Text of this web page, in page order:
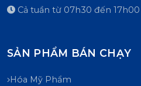
Cả tuần từ 07h30 đến 17h00
SẢN PHẨM BÁN CHẠY
Hóa Mỹ Phẩm